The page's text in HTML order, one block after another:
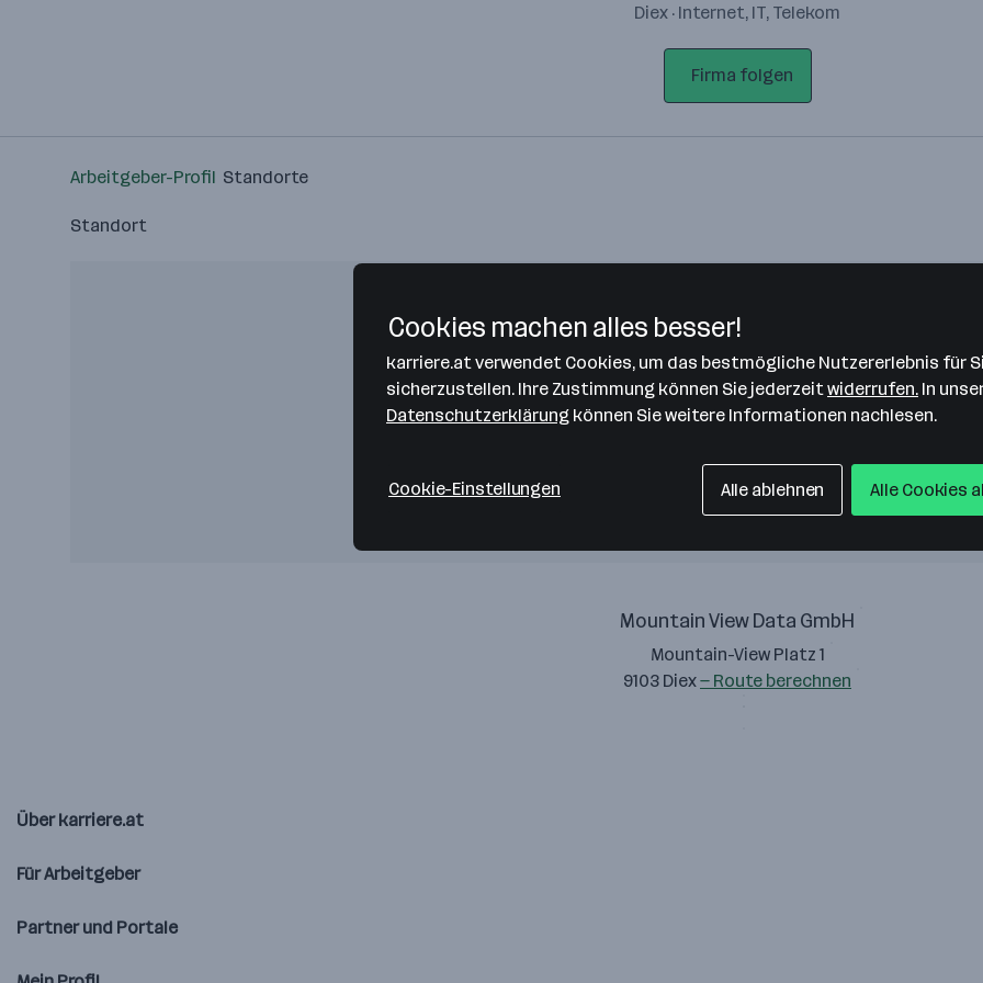
Diex · Internet, IT, Telekom
Firma folgen
Arbeitgeber-Profil Standorte
Standort
Bitte stimme unseren Cookie-
Richtlinien zu, um diese Karte
anzuzeigen.
Zustimmung geben
Mountain View Data GmbH
Mountain-View Platz 1
9103 Diex— Route berechnen
Über karriere.at
Für Arbeitgeber
Partner und Portale
Cookies machen alles besser!
karriere.at verwendet Cookies, um das bestmögliche Nutzererlebnis für
sicherzustellen. Ihre Zustimmung können Sie jederzeit widerrufen. In
Datenschutzerklärung können Sie weitere Informationen nachlesen.
Cookie-Einstellungen Alle ablehnen Alle Cookies